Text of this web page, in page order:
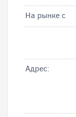
На рынке с
Адрес: